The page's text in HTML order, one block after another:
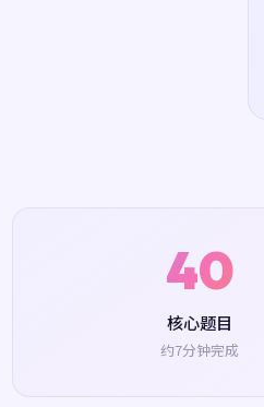
40
核心题目
约7分钟完成